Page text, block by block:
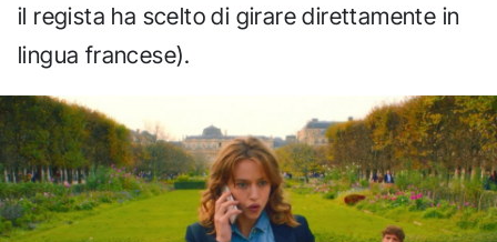
il regista ha scelto di girare direttamente in
lingua francese).